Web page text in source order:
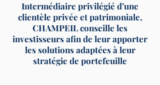
Intermédiaire privilégié d’une
clientèle privée et patrimoniale,
CHAMPEIL conseille les
investisseurs afin de leur apporter
les solutions adaptées à leur
stratégie de portefeuille